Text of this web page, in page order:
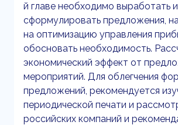
й главе необходимо выработать и
сформулировать предложения,
на оптимизацию управления
обосновать необходимость.
экономический эффект от
мероприятий. Для облегчения
предложений, рекомендуется
периодической печати и
российских компаний и